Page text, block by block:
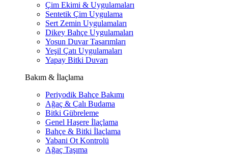
Çim Ekimi & Uygulamaları
Sentetik Çim Uygulama
Sert Zemin Uygulamaları
Dikey Bahçe Uygulamaları
Yosun Duvar Tasarımları
Yeşil Çatı Uygulamaları
Yapay Bitki Duvarı
Bakım & İlaçlama
Periyodik Bahçe Bakımı
Ağaç & Çalı Budama
Bitki Gübreleme
Genel Haşere İlaçlama
Bahçe & Bitki İlaçlama
Yabani Ot Kontrolü
Ağaç Taşıma